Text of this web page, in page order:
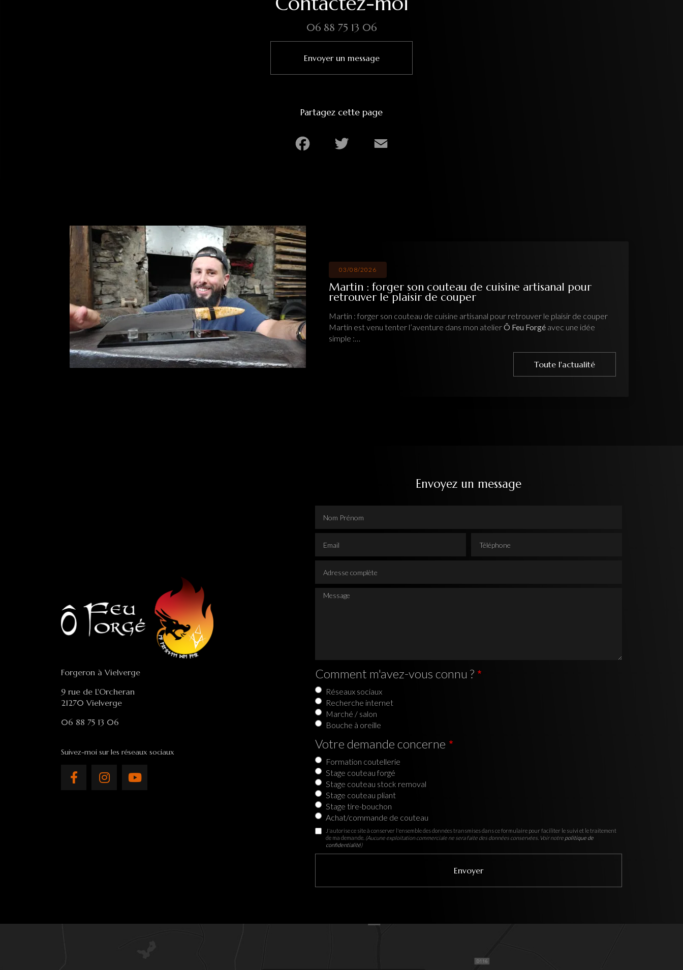
06 88 75 13 06
Envoyer un message
Partagez cette page
03/08/2026
Martin : forger son couteau de cuisine artisanal pour
retrouver le plaisir de couper
Martin : forger son couteau de cuisine artisanal pour retrouver le plaisir de couper
Martin est venu tenter l’aventure dans mon atelierÔ Feu Forgé avec une idée
simple :…
Toute l'actualité
Forgeron à Vielverge
9 rue de L'Orcheran
21270 Vielverge
06 88 75 13 06
Suivez-moi sur les réseaux sociaux
Envoyez un message
Message
Comment m'avez-vous connu ?
Réseaux sociaux
Recherche internet
Marché / salon
Bouche à oreille
Votre demande concerne
Formation coutellerie
Stage couteau forgé
Stage couteau stock removal
Stage couteau pliant
Stage tire-bouchon
Achat/commande de couteau
J'autorise ce site à conserver l'ensemble des données transmises dans ce formulaire pour faciliter le suivi et le traitement
de ma demande. (Aucune exploitation commerciale ne sera faite des données conservées. Voir notre politique de
confidentialité)